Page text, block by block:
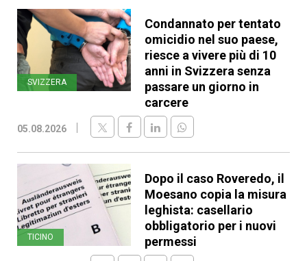
SVIZZERA
Condannato per tentato
omicidio nel suo paese,
riesce a vivere più di 10
anni in Svizzera senza
passare un giorno in
carcere
05.08.2026
TICINO
Dopo il caso Roveredo, il
Moesano copia la misura
leghista: casellario
obbligatorio per i nuovi
permessi